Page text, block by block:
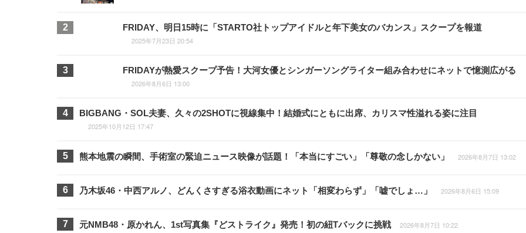
FRIDAY、明日15時に「STARTO社トップアイドルと年下美女のバカンス」スクープを報道
2025年7月23日 20:54
FRIDAYが熱愛スクープ予告！大河女優とシンガーソングライター組み合わせにネットで憶測広がる
2026年8月6日 13:00
BIGBANG・SOL夫妻、久々の2SHOTに視線集中！結婚式にともに出席、カリスマ性溢れる姿に注目
2025年10月12日 17:47
熊本地震の瞬間、手術室の緊迫ニュース映像が話題！「本当にすごい」「尊敬の念しかない」 2026年8月7日 13:02
乃木坂46・中西アルノ、どんくさすぎる浴衣動画にネット「相変わらず」「嘘でしょ…」 2026年8月6日 15:09
元NMB48・原かれん、1st写真集『どストライク』発売！初の紐Tバックに挑戦 2026年8月7日 10:22